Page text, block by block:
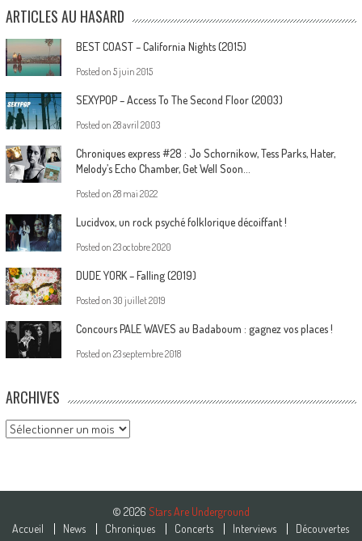
ARTICLES AU HASARD
BEST COAST – California Nights (2015)
Posted on 5 juin 2015
SEXYPOP – Access To The Second Floor (2003)
Posted on 28 avril 2003
Chroniques express #28 : Jo Schornikow, Tess Parks, Hater,
Melody’s Echo Chamber, Get Well Soon…
Posted on 28 mai 2022
Lucidvox, un rock psyché folklorique décoiffant !
Posted on 23 octobre 2020
DUDE YORK – Falling (2019)
Posted on 30 juillet 2019
Concours PALE WAVES au Badaboum : gagnez vos places !
Posted on 23 septembre 2018
ARCHIVES
Archives
© 2026 Stars Are Underground
Accueil
News Chroniques Concerts Interviews
Découvertes